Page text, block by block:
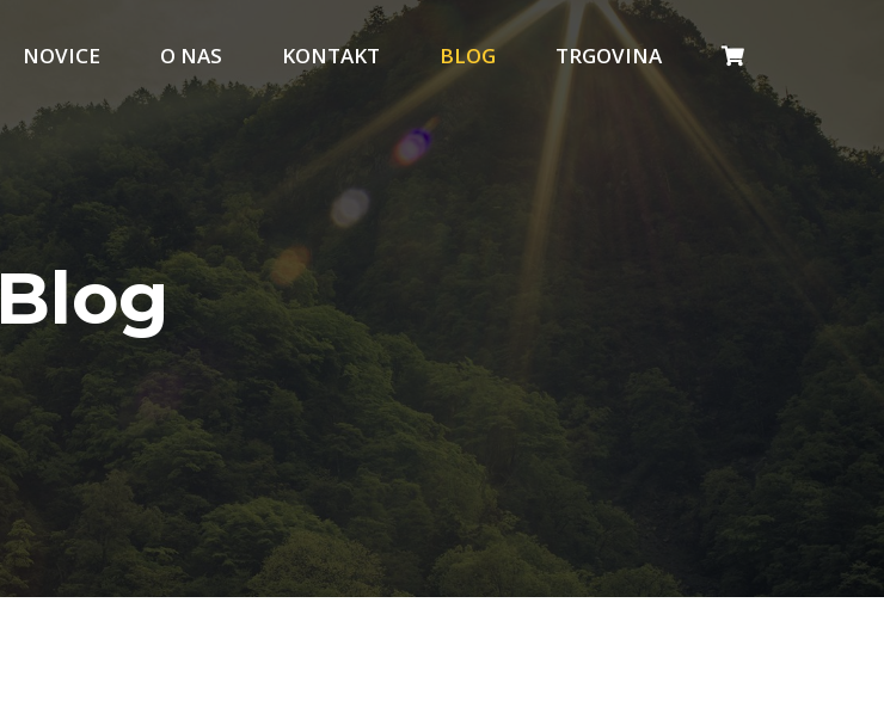
NOVICE O NAS KONTAKT BLOG TRGOVINA
Blog